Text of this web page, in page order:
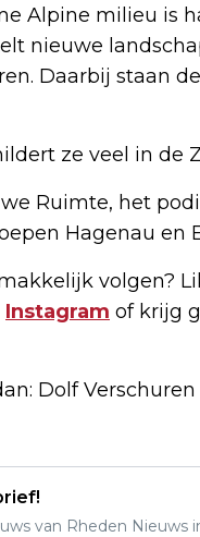
Alpine milieu is
nieuwe
Daarbij staan
ze veel in de
Ruimte, het
Hagenau en
volgen?
Instagram of krijg
Dolf
van Rheden Nieuws